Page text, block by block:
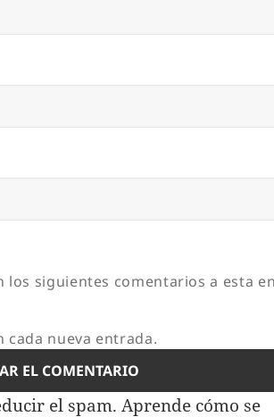
siguientes comentarios a esta
nueva entrada.
el spam.Aprende cómo se